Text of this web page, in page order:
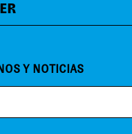
Y NOTICIAS